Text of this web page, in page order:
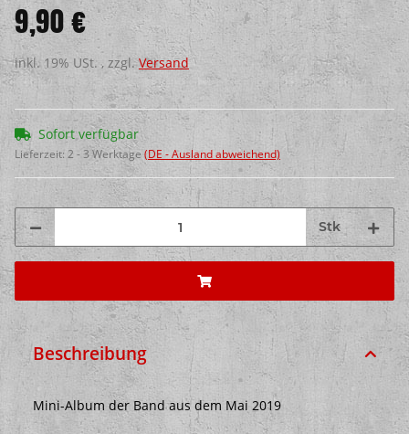
9,90 €
inkl. 19% USt. , zzgl.Versand
Sofort verfügbar
Lieferzeit: 2 - 3 Werktage (DE - Ausland abweichend)
Stk
Beschreibung
Mini-Album der Band aus dem Mai 2019